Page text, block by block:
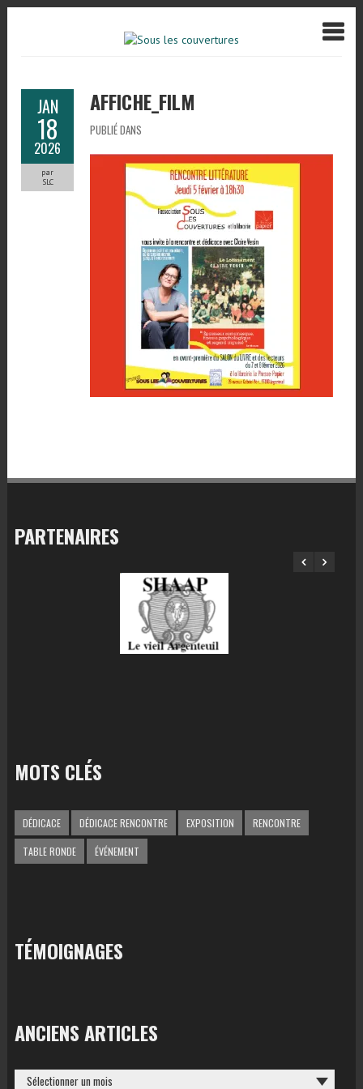
JAN
18
2026
par
SLC
AFFICHE_FILM
PUBLIÉ DANS
PARTENAIRES
MOTS CLÉS
DÉDICACE DÉDICACE RENCONTRE EXPOSITION RENCONTRE
TABLE RONDE ÉVÉNEMENT
TÉMOIGNAGES
ANCIENS ARTICLES
ANCIENS